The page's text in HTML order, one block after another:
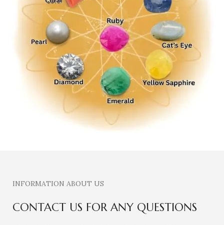
INFORMATION ABOUT US
CONTACT US FOR ANY QUESTIONS